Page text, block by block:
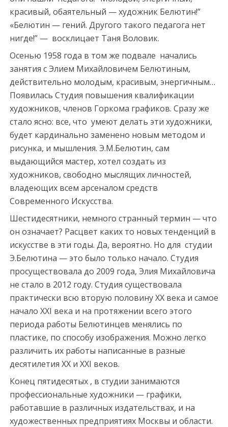
красивый, обаятельный — художник Белютин!”
«Белютин — гений. Другого такого педагога нет
нигде!” — восклицает Таня Воловик.
Осенью 1958 года в том же подвале начались
занятия с Элием Михайловичем Белютиным,
действительно молодым, красивым, энергичным…
Появилась Студия повышения квалификации
художников, членов Горкома графиков. Сразу же
стало ясно: все, что умеют делать эти художники,
будет кардинально заменено новым методом и
рисунка, и мышления. Э.М.Белютин, сам
выдающийся мастер, хотел создать из
художников, свободно мыслящих личностей,
владеющих всем арсеналом средств
Современного Искусства.
Шестидесятники, немного странный термин — что
он означает? Расцвет каких то новых тенденций в
искусстве в эти годы. Да, вероятно. Но для студии
Э.Белютина — это было только начало. Студия
просуществовала до 2009 года, Элия Михайловича
не стало в 2012 году. Студия существовала
практически всю вторую половину ХХ века и самое
начало ХХI века и на протяжении всего этого
периода работы Белютинцев менялись по
пластике, по способу изображения. Можно легко
различить их работы написанные в разные
десятилетия ХХ и ХХI веков.
Конец пятидесятых , в студии занимаются
профессиональные художники — графики,
работавшие в различных издательствах, и на
художественных предприятиях Москвы и области.